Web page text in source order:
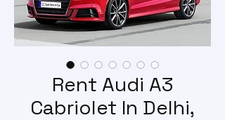
Rent Audi A3
Cabriolet In Delhi,